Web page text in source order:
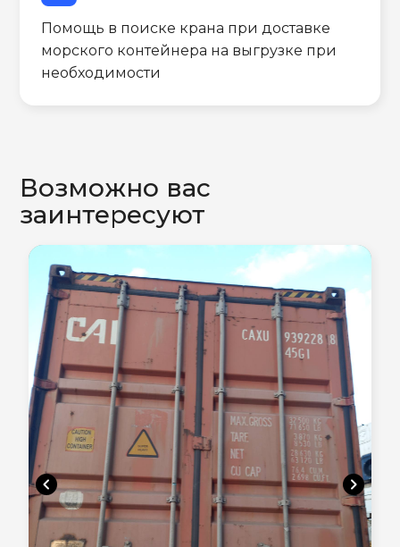
Помощь в поиске крана при доставке
морского контейнера на выгрузке при
необходимости
Возможно вас
заинтересуют
chevron_left chevron_right